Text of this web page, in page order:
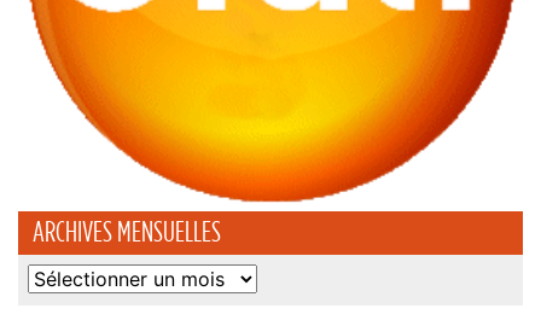
ARCHIVES MENSUELLES
Archives